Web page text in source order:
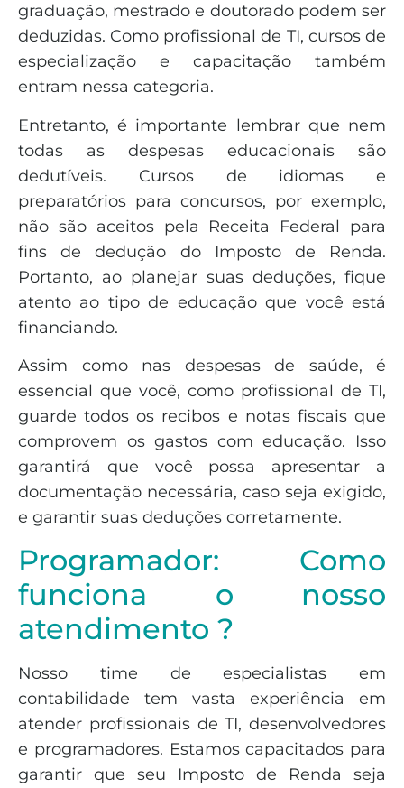
graduação, mestrado e doutorado podem ser
deduzidas. Como profissional de TI, cursos de
especialização e capacitação também
entram nessa categoria.
Entretanto, é importante lembrar que nem
todas as despesas educacionais são
dedutíveis. Cursos de idiomas e
preparatórios para concursos, por exemplo,
não são aceitos pela Receita Federal para
fins de dedução do Imposto de Renda.
Portanto, ao planejar suas deduções, fique
atento ao tipo de educação que você está
financiando.
Assim como nas despesas de saúde, é
essencial que você, como profissional de TI,
guarde todos os recibos e notas fiscais que
comprovem os gastos com educação. Isso
garantirá que você possa apresentar a
documentação necessária, caso seja exigido,
e garantir suas deduções corretamente.
Programador: Como
funciona o nosso
atendimento ?
Nosso time de especialistas em
contabilidade tem vasta experiência em
atender profissionais de TI, desenvolvedores
e programadores. Estamos capacitados para
garantir que seu Imposto de Renda seja